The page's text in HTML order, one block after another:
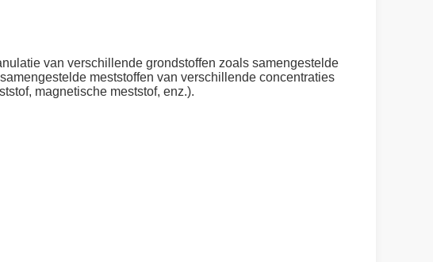
van verschillende grondstoffen zoals samengestelde
meststoffen van verschillende concentraties
magnetische meststof, enz.).